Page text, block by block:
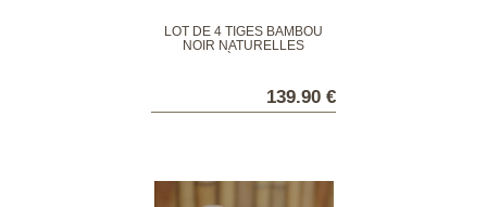
LOT DE 4 TIGES BAMBOU
NOIR NATURELLES
139.90 €